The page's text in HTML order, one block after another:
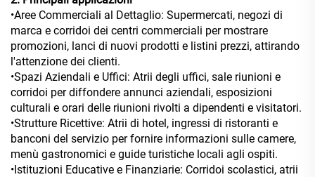
•Aree Commerciali al Dettaglio: Supermercati, negozi di
marca e corridoi dei centri commerciali per mostrare
promozioni, lanci di nuovi prodotti e listini prezzi, attirando
l'attenzione dei clienti.
•Spazi Aziendali e Uffici: Atrii degli uffici, sale riunioni e
corridoi per diffondere annunci aziendali, esposizioni
culturali e orari delle riunioni rivolti a dipendenti e visitatori.
•Strutture Ricettive: Atrii di hotel, ingressi di ristoranti e
banconi del servizio per fornire informazioni sulle camere,
menù gastronomici e guide turistiche locali agli ospiti.
•Istituzioni Educative e Finanziarie: Corridoi scolastici, atrii